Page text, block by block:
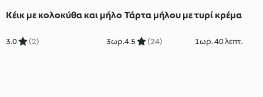
Κέικ με κολοκύθα και μήλο
3.0 (2) 3ωρ.
Τάρτα μήλου με τυρί κρέμα
4.5 (24) 1ωρ. 40 λεπτ.